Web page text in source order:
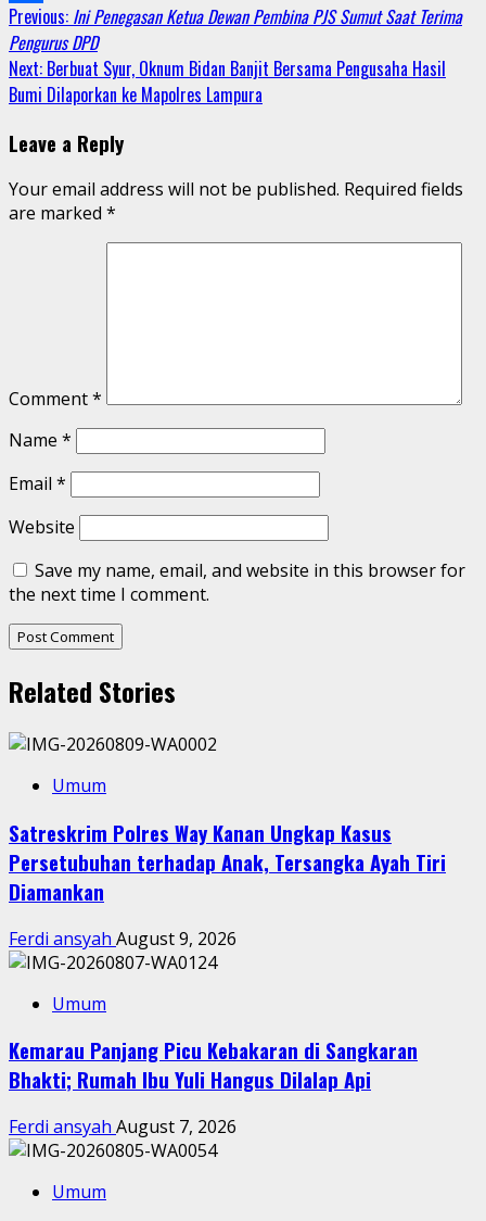
Share
Continue
Reading
Previous: Ini Penegasan Ketua Dewan Pembina PJS Sumut Saat Terima
Pengurus DPD
Next: Berbuat Syur, Oknum Bidan Banjit Bersama Pengusaha Hasil
Bumi Dilaporkan ke Mapolres Lampura
Leave a Reply
Your email address will not be published. Required fields
are marked *
Comment*
Name *
Email *
Website
Save my name, email, and website in this browser for
the next time I comment.
Related Stories
Umum
Satreskrim Polres Way Kanan Ungkap Kasus
Persetubuhan terhadap Anak, Tersangka Ayah Tiri
Diamankan
Ferdi ansyah August 9, 2026
Umum
Kemarau Panjang Picu Kebakaran di Sangkaran
Bhakti; Rumah Ibu Yuli Hangus Dilalap Api
Ferdi ansyah August 7, 2026
Umum